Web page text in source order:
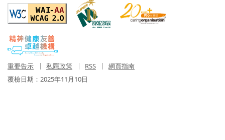
重要告示 私隱政策 RSS
網頁指南
覆檢日期： 2025年11月10日